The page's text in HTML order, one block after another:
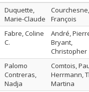
Duquette,
Marie-Claude
Courchesne,
François
Fabre, Coline
C.
André,
Bryant,
Christopher
Palomo
Contreras,
Nadja
Comtois,
Herrmann,
Martina